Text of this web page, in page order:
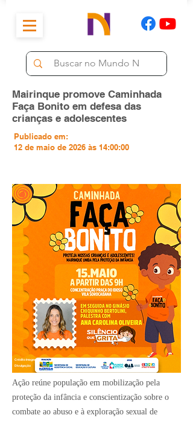
Mairinque promove Caminhada
Faça Bonito em defesa das
crianças e adolescentes
Publicado em:
12 de maio de 2026 às 14:00:00
Divulgação
Crédito Imagem:
Ação reúne população em mobilização pela
proteção da infância e conscientização sobre o
combate ao abuso e à exploração sexual de